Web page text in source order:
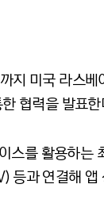
지 미국 라스
협력을 발표한
스를 활용하
등과 연결해 앱